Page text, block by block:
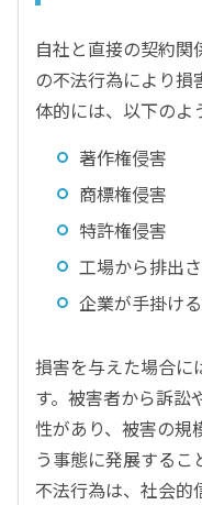
自社と直接の契約関
の不法行為により損
体的には、以下のよ
著作権侵害
商標権侵害
特許権侵害
工場から排出
企業が手掛け
損害を与えた場合に
す。被害者から訴訟
性があり、被害の規
う事態に発展する
不法行為は、社会的